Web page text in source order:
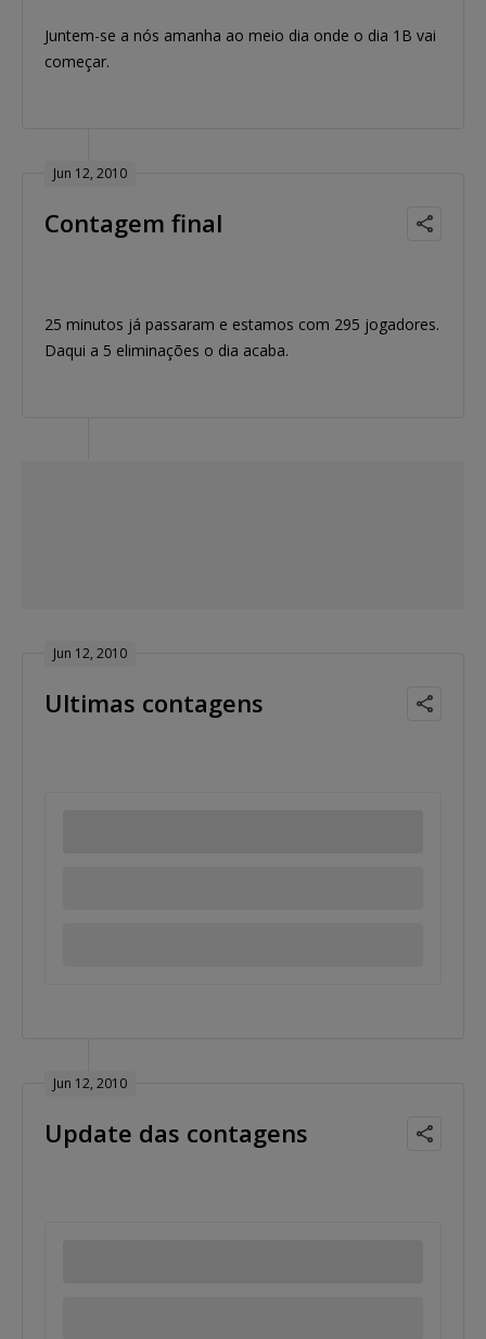
Juntem-se a nós amanha ao meio dia onde o dia 1B vai
começar.
Jun 12, 2010
Contagem final
25 minutos já passaram e estamos com 295 jogadores.
Daqui a 5 eliminações o dia acaba.
Jun 12, 2010
Ultimas contagens
Jun 12, 2010
Update das contagens